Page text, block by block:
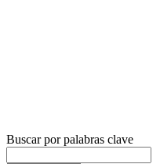
Buscar por palabras clave